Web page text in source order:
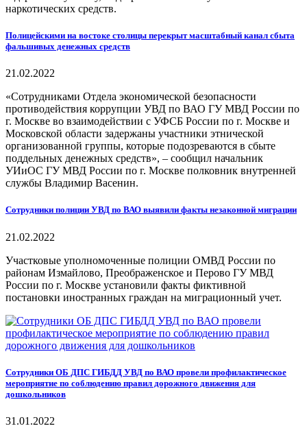
наркотических средств.
Полицейскими на востоке столицы перекрыт масштабный канал сбыта
фальшивых денежных средств
21.02.2022
«Сотрудниками Отдела экономической безопасности
противодействия коррупции УВД по ВАО ГУ МВД России по
г. Москве во взаимодействии с УФСБ России по г. Москве и
Московской области задержаны участники этнической
организованной группы, которые подозреваются в сбыте
поддельных денежных средств», – сообщил начальник
УИиОС ГУ МВД России по г. Москве полковник внутренней
службы Владимир Васенин.
Сотрудники полиции УВД по ВАО выявили факты незаконной миграции
21.02.2022
Участковые уполномоченные полиции ОМВД России по
районам Измайлово, Преображенское и Перово ГУ МВД
России по г. Москве установили факты фиктивной
постановки иностранных граждан на миграционный учет.
Сотрудники ОБ ДПС ГИБДД УВД по ВАО провели профилактическое
мероприятие по соблюдению правил дорожного движения для
дошкольников
31.01.2022